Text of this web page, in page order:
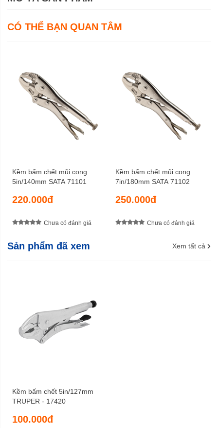
CÓ THỂ BẠN QUAN TÂM
Kềm bấm chết mũi cong
5in/140mm SATA 71101
220.000đ
Chưa có đánh giá
Kềm bấm chết mũi cong
7in/180mm SATA 71102
250.000đ
Chưa có đánh giá
Sản phẩm đã xem Xem tất cả
Kềm bấm chết 5in/127mm
TRUPER - 17420
100.000đ